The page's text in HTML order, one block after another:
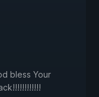
bless Your